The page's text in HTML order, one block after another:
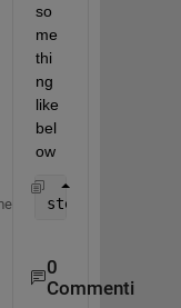
so
me
thi
ng
like
bel
ow
0
Commenti